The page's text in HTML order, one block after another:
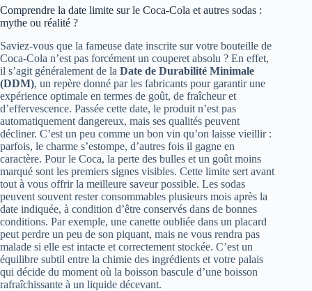
Comprendre la date limite sur le Coca-Cola et autres sodas :
mythe ou réalité ?
Saviez-vous que la fameuse date inscrite sur votre bouteille de
Coca-Cola n’est pas forcément un couperet absolu ? En effet,
il s’agit généralement de la Date de Durabilité Minimale
(DDM), un repère donné par les fabricants pour garantir une
expérience optimale en termes de goût, de fraîcheur et
d’effervescence. Passée cette date, le produit n’est pas
automatiquement dangereux, mais ses qualités peuvent
décliner. C’est un peu comme un bon vin qu’on laisse vieillir :
parfois, le charme s’estompe, d’autres fois il gagne en
caractère. Pour le Coca, la perte des bulles et un goût moins
marqué sont les premiers signes visibles. Cette limite sert avant
tout à vous offrir la meilleure saveur possible. Les sodas
peuvent souvent rester consommables plusieurs mois après la
date indiquée, à condition d’être conservés dans de bonnes
conditions. Par exemple, une canette oubliée dans un placard
peut perdre un peu de son piquant, mais ne vous rendra pas
malade si elle est intacte et correctement stockée. C’est un
équilibre subtil entre la chimie des ingrédients et votre palais
qui décide du moment où la boisson bascule d’une boisson
rafraîchissante à un liquide décevant.